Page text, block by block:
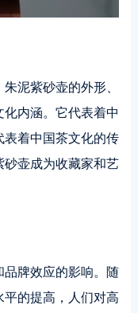
泥紫砂壶的外形、
内涵。它代表着中
表着中国茶文化的传
砂壶成为收藏家和艺
牌效应的影响。随
的提高，人们对高